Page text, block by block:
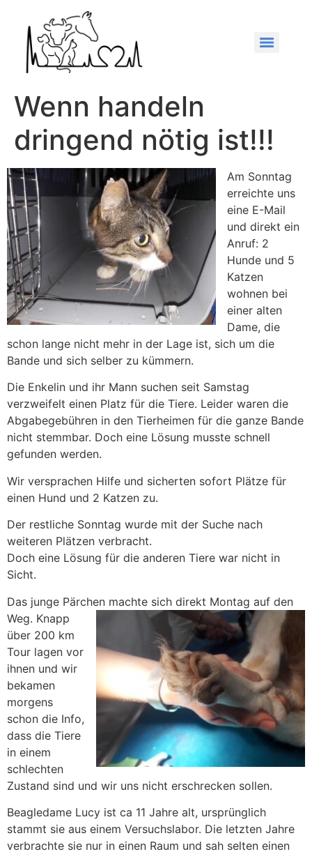
Wenn handeln
dringend nötig ist!!!
Am Sonntag
erreichte uns
eine E-Mail
und direkt ein
Anruf: 2
Hunde und 5
Katzen
wohnen bei
einer alten
Dame, die
schon lange nicht mehr in der Lage ist, sich um die
Bande und sich selber zu kümmern.
Die Enkelin und ihr Mann suchen seit Samstag
verzweifelt einen Platz für die Tiere. Leider waren die
Abgabegebühren in den Tierheimen für die ganze Bande
nicht stemmbar. Doch eine Lösung musste schnell
gefunden werden.
Wir versprachen Hilfe und sicherten sofort Plätze für
einen Hund und 2 Katzen zu.
Der restliche Sonntag wurde mit der Suche nach
weiteren Plätzen verbracht.
Doch eine Lösung für die anderen Tiere war nicht in
Sicht.
Das junge Pärchen machte sich direkt Montag auf den
Weg. Knapp
über 200 km
Tour lagen vor
ihnen und wir
bekamen
morgens
schon die Info,
dass die Tiere
in einem
schlechten
Zustand sind und wir uns nicht erschrecken sollen.
Beagledame Lucy ist ca 11 Jahre alt, ursprünglich
stammt sie aus einem Versuchslabor. Die letzten Jahre
verbrachte sie nur in einen Raum und sah selten einen